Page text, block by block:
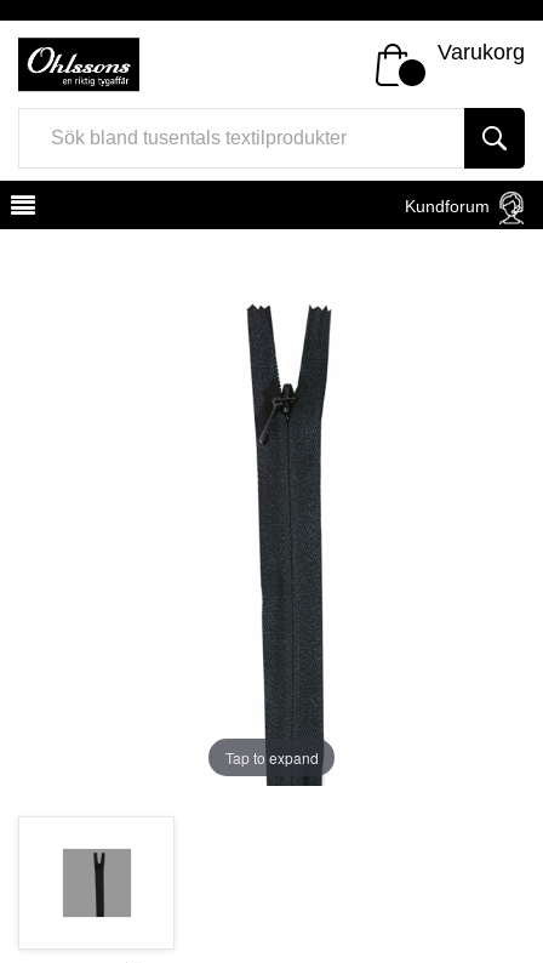
Varukorg
Kundforum
Tap to expand